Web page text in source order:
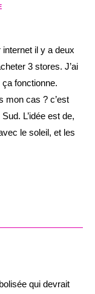
il y a deux
3 stores. J’ai
fonctionne.
mon cas ? c’est
L’idée est de,
le soleil, et les
qui devrait